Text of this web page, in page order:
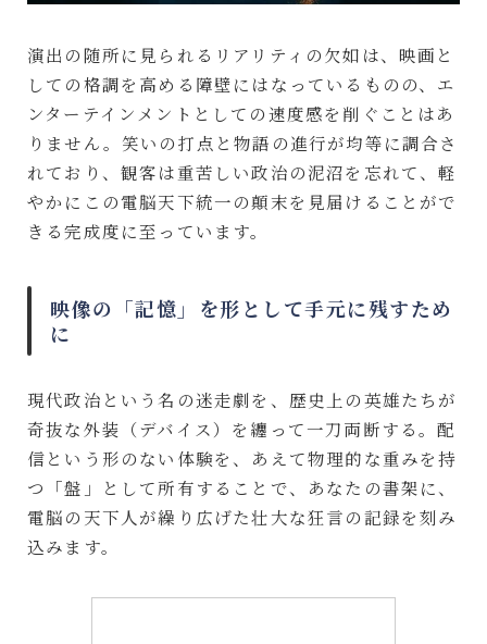
演出の随所に見られるリアリティの欠如は、映画と
しての格調を高める障壁にはなっているものの、エ
ンターテインメントとしての速度感を削ぐことはあ
りません。笑いの打点と物語の進行が均等に調合さ
れており、観客は重苦しい政治の泥沼を忘れて、軽
やかにこの電脳天下統一の顛末を見届けることがで
きる完成度に至っています。
映像の「記憶」を形として手元に残すため
に
現代政治という名の迷走劇を、歴史上の英雄たちが
奇抜な外装（デバイス）を纏って一刀両断する。配
信という形のない体験を、あえて物理的な重みを持
つ「盤」として所有することで、あなたの書架に、
電脳の天下人が繰り広げた壮大な狂言の記録を刻み
込みます。